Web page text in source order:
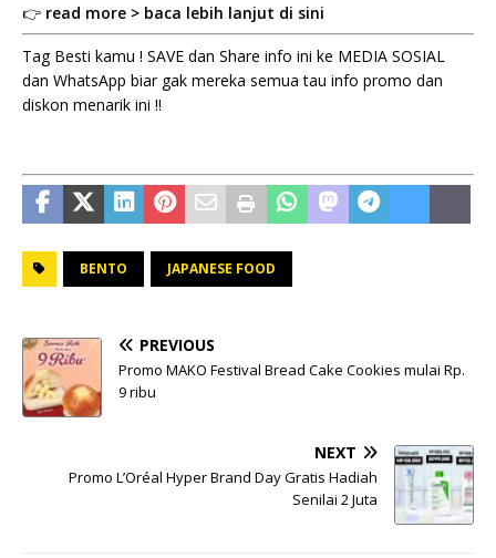
👉 read more > baca lebih lanjut di sini
Tag Besti kamu ! SAVE dan Share info ini ke MEDIA SOSIAL
dan WhatsApp biar gak mereka semua tau info promo dan
diskon menarik ini !!
BENTO JAPANESE FOOD
PREVIOUS
Promo MAKO Festival Bread Cake Cookies mulai Rp.
9 ribu
NEXT
Promo L’Oréal Hyper Brand Day Gratis Hadiah
Senilai 2 Juta